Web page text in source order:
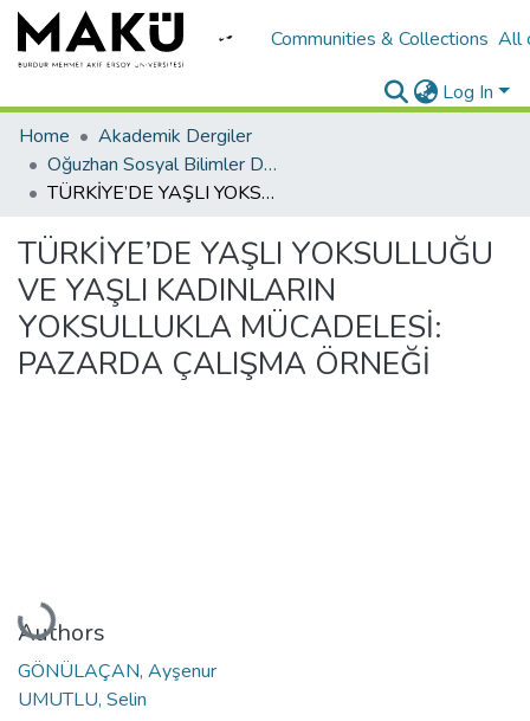
Communities & Collections All
Log In
Home
Akademik Dergiler
Oğuzhan Sosyal Bilimler Dergisi
TÜRKİYE’DE YAŞLI YOKSULLUĞU VE YAŞLI KADINLARIN YOKSULLUKLA MÜCADELESİ: PAZARDA ÇALIŞMA ÖRNEĞİ
TÜRKİYE’DE YAŞLI YOKSULLUĞU
VE YAŞLI KADINLARIN
YOKSULLUKLA MÜCADELESİ:
PAZARDA ÇALIŞMA ÖRNEĞİ
Loading...
Authors
GÖNÜLAÇAN, Ayşenur
UMUTLU, Selin